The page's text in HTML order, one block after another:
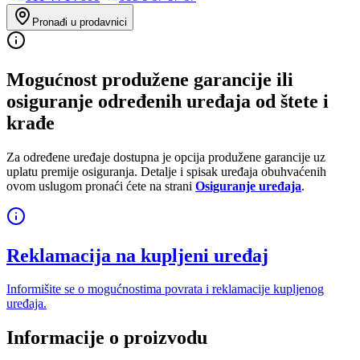
Pronađi u prodavnici
Mogućnost produžene garancije ili
osiguranje određenih uređaja od štete i
krađe
Za određene uređaje dostupna je opcija produžene garancije uz
uplatu premije osiguranja. Detalje i spisak uređaja obuhvaćenih
ovom uslugom pronaći ćete na strani Osiguranje uređaja.
Reklamacija na kupljeni uređaj
Informišite se o mogućnostima povrata i reklamacije kupljenog
uređaja.
Informacije o proizvodu